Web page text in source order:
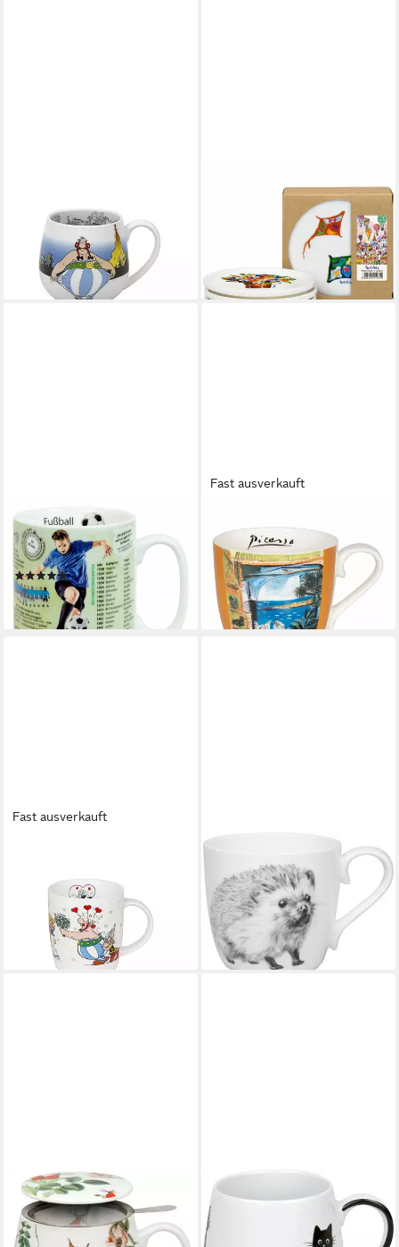
Kuschelbecher Ich bin nicht
dick! 0,42 L Porzellan, 1-tlg.
16,90 €
lieferbar - in 2-3 Werktagen bei dir
Tassenuntersetzer 4er Set
Portchie, Set, 4-tlg.
lieferbar - in 2-3 Werktagen bei dir
KÖNITZ
Becher Wissensbecher
Fußball, 490 ml, Porzellan
(5)
17,60 €
lieferbar - in 2-3 Werktagen bei dir
Fast ausverkauft
Becher Picasso - Les Pigeons,
Bone China
21,99 €
lieferbar - in 2-3 Werktagen bei dir
Fast ausverkauft
0,35 L Porzellan, 1-tlg.
11,90 €
lieferbar - in 2-3 Werktagen bei dir
Tasse Amazing Animals Igel
Henkelbecher Fine Bone
China 0,4 L, 1-tlg.
14,90 €
lieferbar - in 2-3 Werktagen bei dir
KÖNITZ
Tasse My favourite tea
Hagebutte Kräuterteetasse
KÖNITZ
Becher, Porzellan, Könitz
Kuschelbecher Kaffeebecher